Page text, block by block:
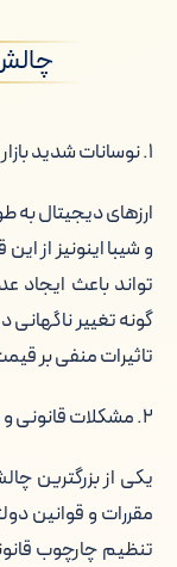
۱. نوسانات شدید بازار
ارزهای دیجیتال به
و شیبا اینونیز از
تواند باعث ایجاد
گونه تغییر
تاثیرات منفی بر
۲. مشکلات قانونی و مقرراتی
یکی از بزرگترین
مقررات و قوانین
تنظیم چارچوب